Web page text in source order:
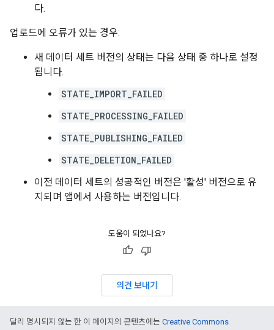
다.
업로드에 오류가 있는 경우:
새 데이터 세트 버전의 상태는 다음 상태 중 하나로 설정
됩니다.
STATE_IMPORT_FAILED
STATE_PROCESSING_FAILED
STATE_PUBLISHING_FAILED
STATE_DELETION_FAILED
이전 데이터 세트의 성공적인 버전은 '활성' 버전으로 유
지되며 앱에서 사용하는 버전입니다.
도움이 되었나요?
의견 보내기
달리 명시되지 않는 한 이 페이지의 콘텐츠에는 Creative Commons